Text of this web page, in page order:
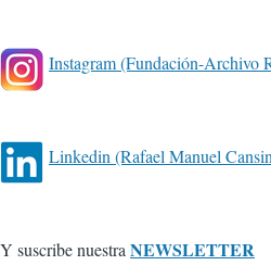
Instagram (Fundación-Archivo
Linkedin (Rafael Manuel
Y suscribe nuestra NEWSLETTER